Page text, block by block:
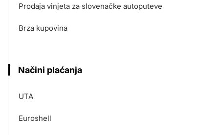
Prodaja vinjeta za slovenačke autoputeve
Brza kupovina
Načini plaćanja
UTA
Euroshell